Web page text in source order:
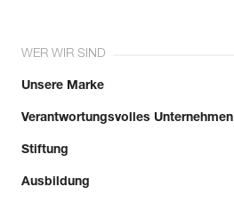
WER WIR SIND
Unsere Marke
Verantwortungsvolles Unternehmen
Stiftung
Ausbildung